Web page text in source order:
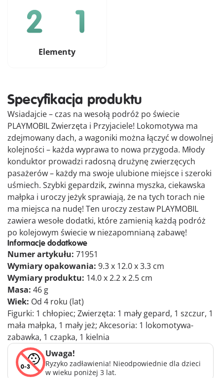
Elementy
Specyfikacja produktu
Wsiadajcie – czas na wesołą podróż po świecie
PLAYMOBIL Zwierzęta i Przyjaciele! Lokomotywa ma
zdejmowany dach, a wagoniki można łączyć w dowolnej
kolejności – każda wyprawa to nowa przygoda. Młody
konduktor prowadzi radosną drużynę zwierzęcych
pasażerów – każdy ma swoje ulubione miejsce i szeroki
uśmiech. Szybki gepardzik, zwinna myszka, ciekawska
małpka i uroczy jeżyk sprawiają, że na tych torach nie
ma miejsca na nudę! Ten uroczy zestaw PLAYMOBIL
zawiera wesołe dodatki, które zamienią każdą podróż
po kolejowym świecie w niezapomnianą zabawę!
Informacje dodatkowe
Numer artykułu: 71951
Wymiary opakowania: 9.3 x 12.0 x 3.3 cm
Wymiary produktu: 14.0 x 2.2 x 2.5 cm
Masa: 46 g
Wiek: Od 4 roku (lat)
Figurki: 1 chłopiec; Zwierzęta: 1 mały gepard, 1 szczur, 1
mała małpka, 1 mały jeż; Akcesoria: 1 lokomotywa-
zabawka, 1 czapka, 1 kielnia
Uwaga!
Ryzyko zadławienia! Nieodpowiednie dla dzieci
w wieku poniżej 3 lat.